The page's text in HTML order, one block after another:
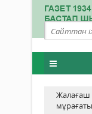
мұрағаты